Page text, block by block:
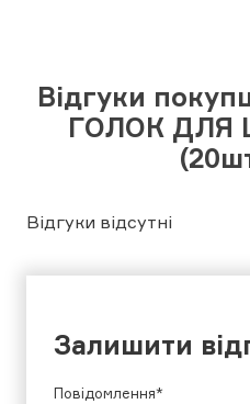
Відгуки
ГОЛОК ДЛЯ
Відгуки відсутні
Залишити
Повідомлення*